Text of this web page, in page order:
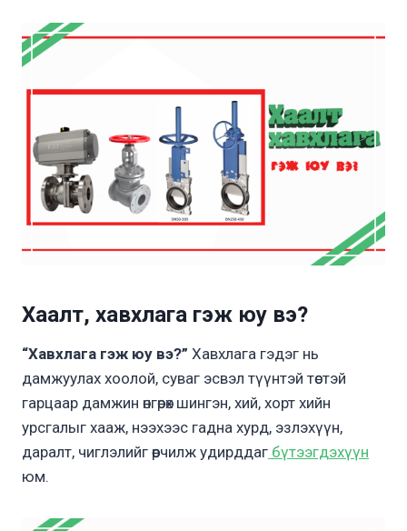
Хаалт, хавхлага гэж юу вэ?
“Хавхлага гэж юу вэ?” Хавхлага гэдэг нь
дамжуулах хоолой, суваг эсвэл түүнтэй төстэй
гарцаар дамжин өнгөрөх шингэн, хий, хорт хийн
урсгалыг хааж, нээхээс гадна хурд, эзлэхүүн,
даралт, чиглэлийг өөрчилж удирддаг бүтээгдэхүүн
юм.